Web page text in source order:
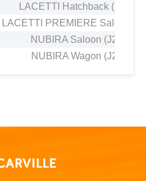
LACETTI Hatchback (KLAN)
LACETTI PREMIERE Saloon
NUBIRA Saloon (J200)
NUBIRA Wagon (J200)